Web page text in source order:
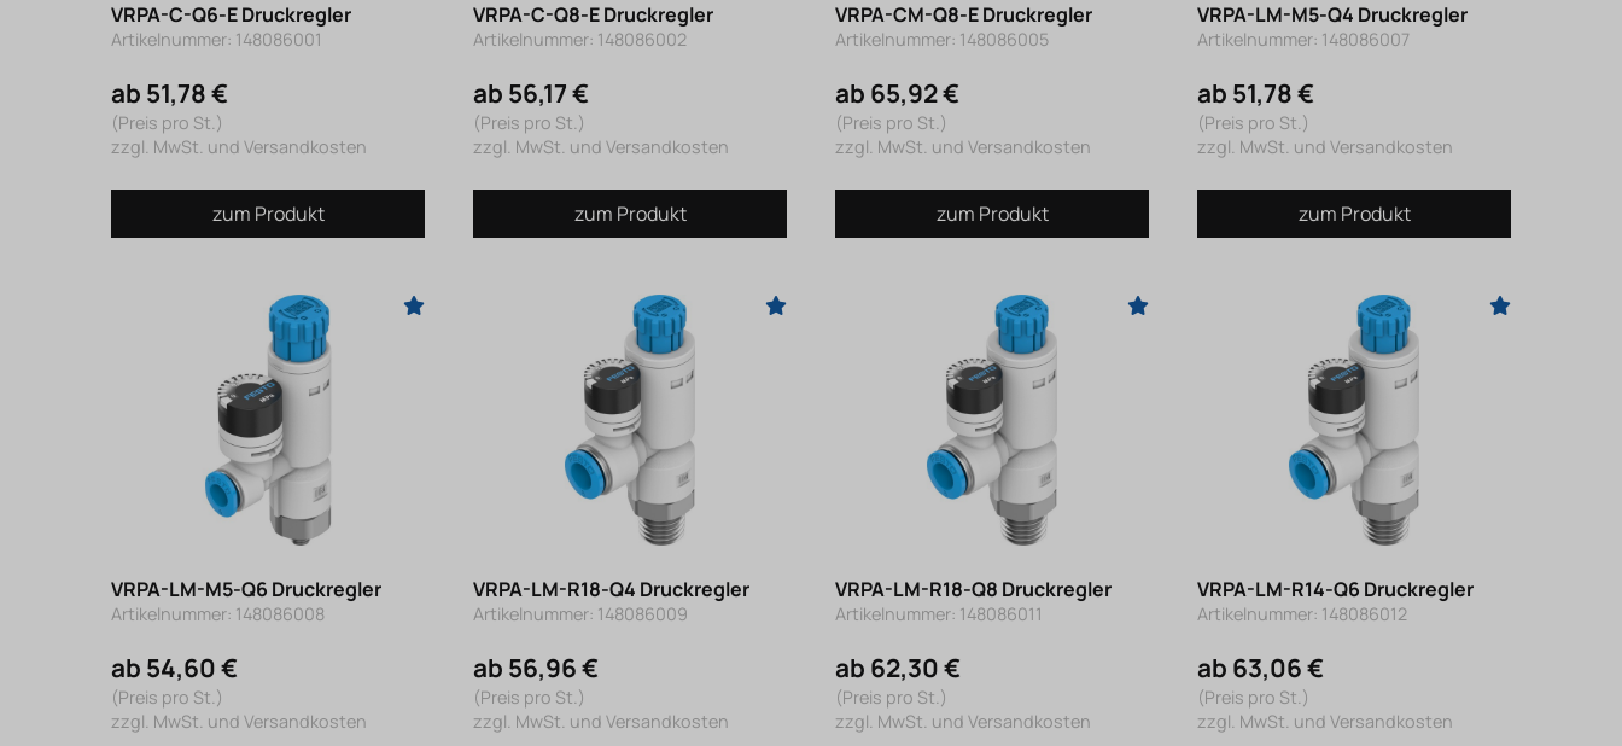
VRPA-C-Q6-E Druckregler
Artikelnummer: 148086001
ab 51,78 €
(Preis pro St.)
zzgl. MwSt. und Versandkosten
zum Produkt
VRPA-C-Q8-E Druckregler
Artikelnummer: 148086002
ab 56,17 €
(Preis pro St.)
zzgl. MwSt. und Versandkosten
zum Produkt
VRPA-CM-Q8-E Druckregler
Artikelnummer: 148086005
ab 65,92 €
(Preis pro St.)
zzgl. MwSt. und Versandkosten
zum Produkt
VRPA-LM-M5-Q4 Druckregler
Artikelnummer: 148086007
ab 51,78 €
(Preis pro St.)
zzgl. MwSt. und Versandkosten
zum Produkt
VRPA-LM-M5-Q6 Druckregler
Artikelnummer: 148086008
ab 54,60 €
(Preis pro St.)
zzgl. MwSt. und Versandkosten
VRPA-LM-R18-Q4 Druckregler
Artikelnummer: 148086009
ab 56,96 €
(Preis pro St.)
zzgl. MwSt. und Versandkosten
VRPA-LM-R18-Q8 Druckregler
Artikelnummer: 148086011
ab 62,30 €
(Preis pro St.)
zzgl. MwSt. und Versandkosten
VRPA-LM-R14-Q6 Druckregler
Artikelnummer: 148086012
ab 63,06 €
(Preis pro St.)
zzgl. MwSt. und Versandkosten